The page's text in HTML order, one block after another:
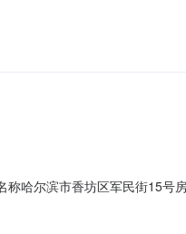
哈尔滨市香坊区军民街15号